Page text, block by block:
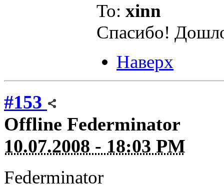
To: xinn
Спасибо!
Наверх
#153
Offline Federminator
10.07.2008 - 18:03 PM
Federminator